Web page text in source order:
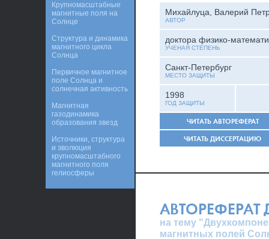
Михайлуца, Валерий
АВТОР
доктора физико-
УЧЕНАЯ СТЕПЕНЬ
Санкт-Петербург
МЕСТО ЗАЩИТЫ
1998
ГОД ЗАЩИТЫ
ЧИТАТЬ АВТОРЕФЕРАТ
ЧИТАТЬ ДИССЕРТАЦИЮ
АВТОРЕФЕРАТ
на тему
магнитных полей
Крупномасштабные
магнитные поля на
Солнце
Структура и динамика
магнитного цикла
Солнца
Первичное магнитное
поле Солнца и
солнечная активность
Магнитная
газодинамика
образования звезд
Источники, структура
и эволюция
крупномасштабного
магнитного поля
гелиосферы